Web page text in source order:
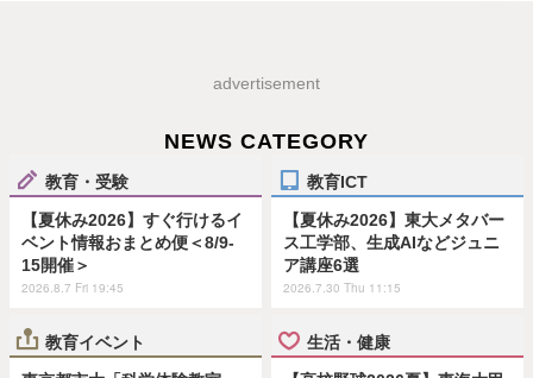
advertisement
NEWS CATEGORY
教育・受験
【夏休み2026】すぐ行けるイ
ベント情報おまとめ便＜8/9-
15開催＞
2026.8.7 Fri 19:45
教育ICT
【夏休み2026】東大メタバー
ス工学部、生成AIなどジュニ
ア講座6選
2026.7.30 Thu 11:15
教育イベント 生活・健康